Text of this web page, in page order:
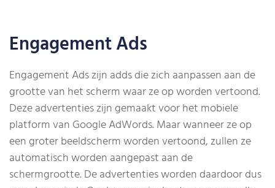
Engagement Ads
Engagement Ads zijn adds die zich aanpassen aan de
grootte van het scherm waar ze op worden vertoond.
Deze advertenties zijn gemaakt voor het mobiele
platform van Google AdWords. Maar wanneer ze op
een groter beeldscherm worden vertoond, zullen ze
automatisch worden aangepast aan de
schermgrootte. De advertenties worden daardoor dus